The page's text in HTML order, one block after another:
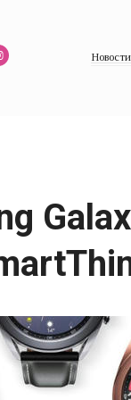
Новости